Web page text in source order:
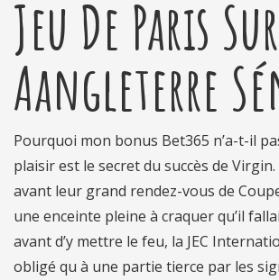
Jeu De Paris Sur
Aangleterre
Pourquoi mon bonus Bet365 n’a-t-il
plaisir est le secret du succès de
avant leur grand rendez-vous de
une enceinte pleine à craquer qu’il
avant d’y mettre le feu, la JEC
obligé qu à une partie tierce par les